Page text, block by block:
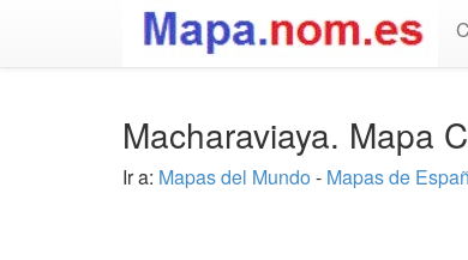
Macharaviaya. Mapa
Ir a: Mapas del Mundo - Mapas de